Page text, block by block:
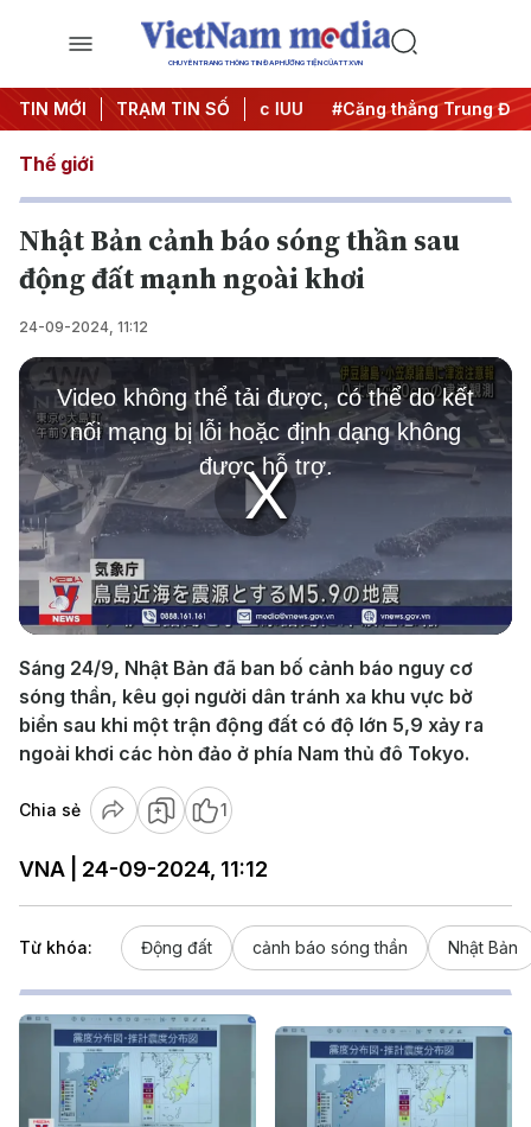
CHUYÊN TRANG THÔNG TIN ĐA PHƯƠNG TIỆN CỦA TTXVN
TIN MỚI TRẠM TIN SỐ
đêm #Chống khai thác IUU #Căng thẳng Trung Đông
Thế giới
Nhật Bản cảnh báo sóng thần sau
động đất mạnh ngoài khơi
24-09-2024, 11:12
Play
Video
This
is
modal
window.
Video không thể tải được, có thể do kết
nối mạng bị lỗi hoặc định dạng không
được hỗ trợ.
Sáng 24/9, Nhật Bản đã ban bố cảnh báo nguy cơ
sóng thần, kêu gọi người dân tránh xa khu vực bờ
biển sau khi một trận động đất có độ lớn 5,9 xảy ra
ngoài khơi các hòn đảo ở phía Nam thủ đô Tokyo.
Chia sẻ 1
VNA | 24-09-2024, 11:12
Từ khóa: Động đất cảnh báo sóng thần Nhật Bản